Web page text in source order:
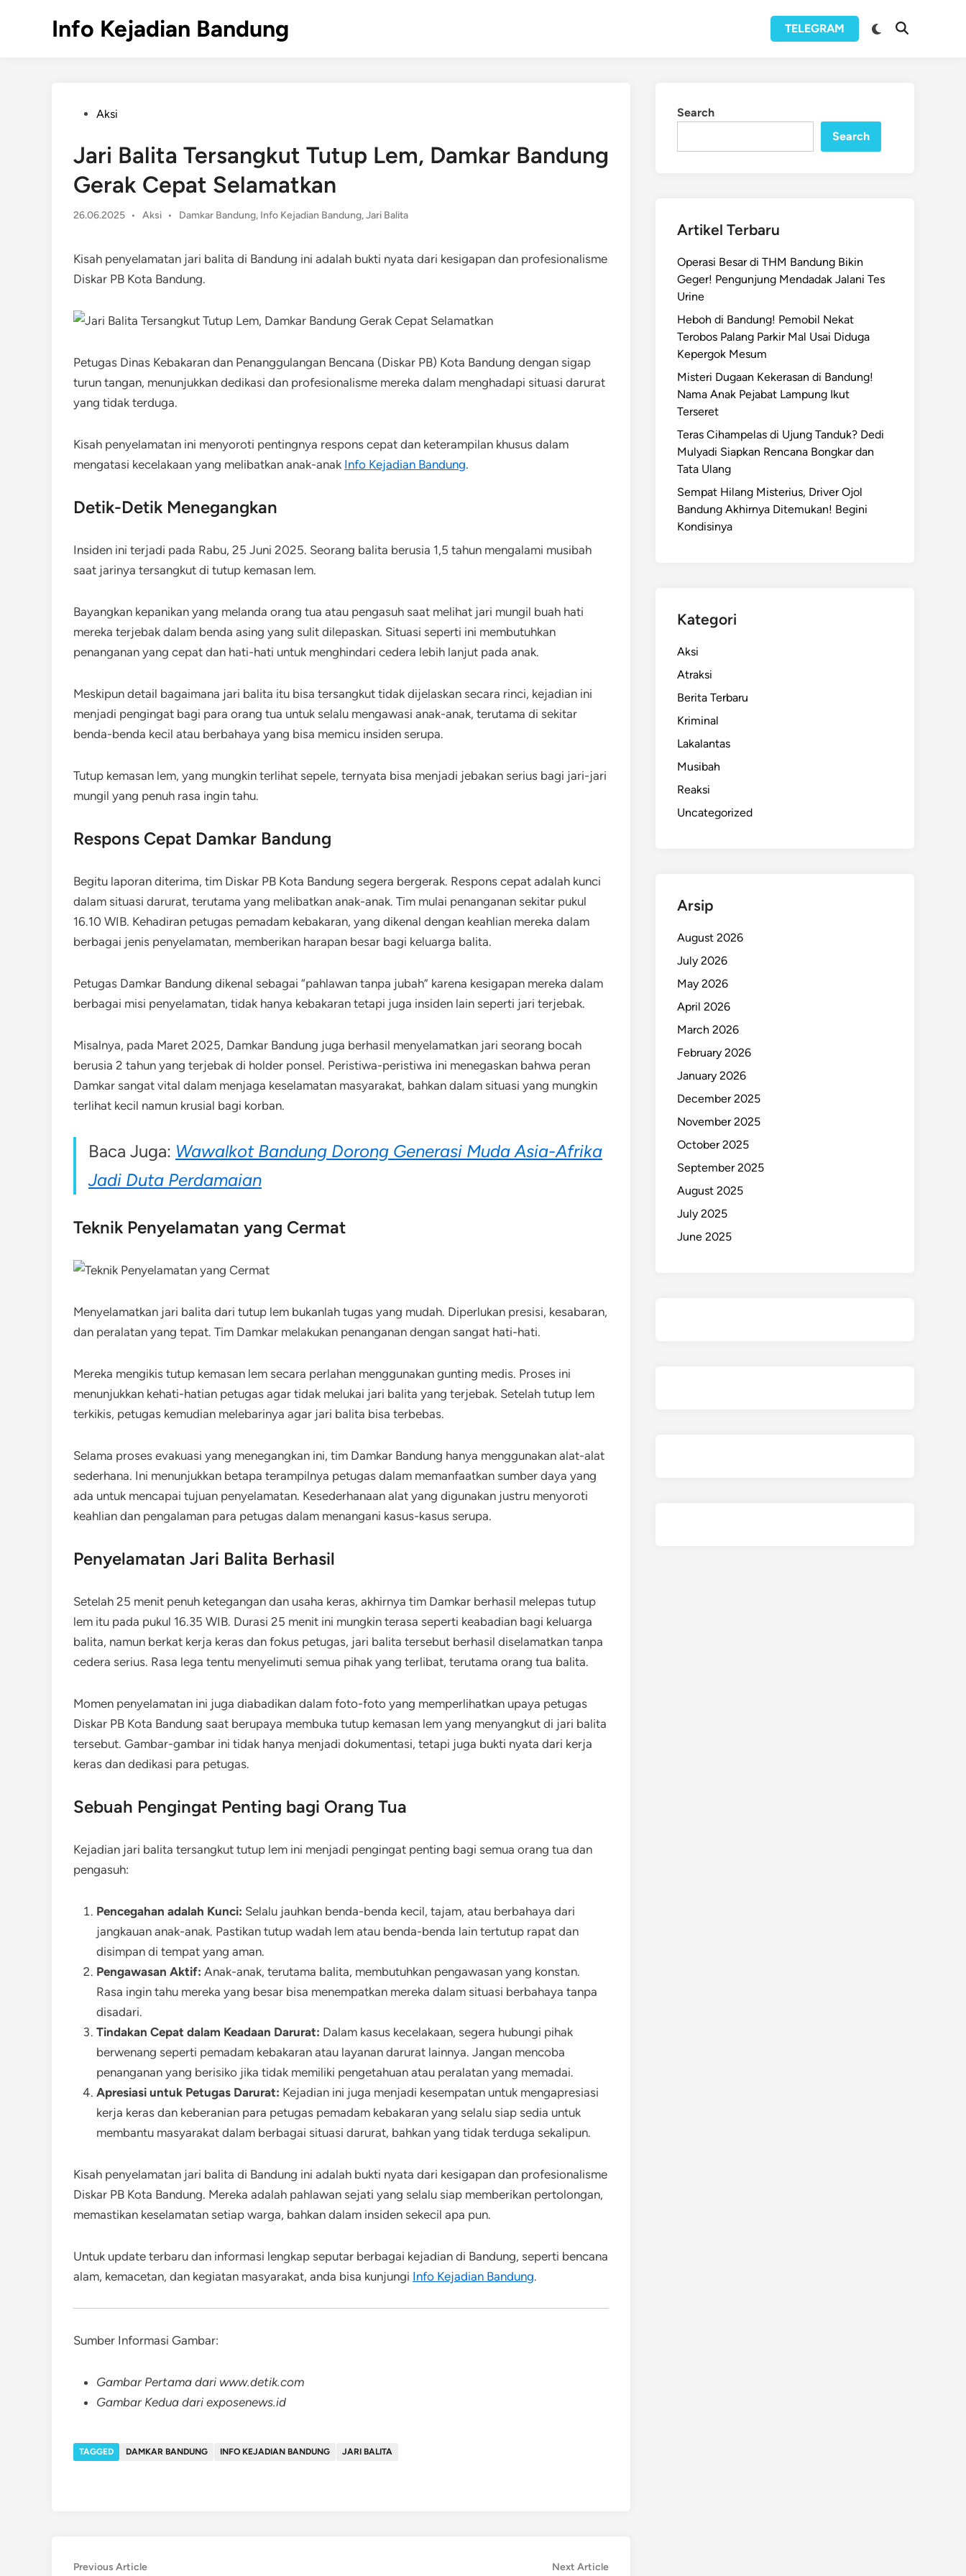
Info Kejadian Bandung TELEGRAM
Switch
Open
PostedAksi
Jari Balita Tersangkut Tutup Lem, Damkar Bandung
Gerak Cepat Selamatkan
26.06.2025 •
Posted
Aksi • Damkar Bandung, Info Kejadian Bandung,Jari Balita
Kisah penyelamatan jari balita di Bandung ini adalah bukti nyata dari kesigapan dan profesionalisme
Diskar PB Kota Bandung.
Petugas Dinas Kebakaran dan Penanggulangan Bencana (Diskar PB) Kota Bandung dengan sigap
turun tangan, menunjukkan dedikasi dan profesionalisme mereka dalam menghadapi situasi darurat
yang tidak terduga.
Kisah penyelamatan ini menyoroti pentingnya respons cepat dan keterampilan khusus dalam
mengatasi kecelakaan yang melibatkan anak-anak Info Kejadian Bandung.
Detik-Detik Menegangkan
Insiden ini terjadi pada Rabu, 25 Juni 2025. Seorang balita berusia 1,5 tahun mengalami musibah
saat jarinya tersangkut di tutup kemasan lem.
Bayangkan kepanikan yang melanda orang tua atau pengasuh saat melihat jari mungil buah hati
mereka terjebak dalam benda asing yang sulit dilepaskan. Situasi seperti ini membutuhkan
penanganan yang cepat dan hati-hati untuk menghindari cedera lebih lanjut pada anak.
Meskipun detail bagaimana jari balita itu bisa tersangkut tidak dijelaskan secara rinci, kejadian ini
menjadi pengingat bagi para orang tua untuk selalu mengawasi anak-anak, terutama di sekitar
benda-benda kecil atau berbahaya yang bisa memicu insiden serupa.
Tutup kemasan lem, yang mungkin terlihat sepele, ternyata bisa menjadi jebakan serius bagi jari-jari
mungil yang penuh rasa ingin tahu.
Respons Cepat Damkar Bandung
Begitu laporan diterima, tim Diskar PB Kota Bandung segera bergerak. Respons cepat adalah kunci
dalam situasi darurat, terutama yang melibatkan anak-anak. Tim mulai penanganan sekitar pukul
16.10 WIB. Kehadiran petugas pemadam kebakaran, yang dikenal dengan keahlian mereka dalam
berbagai jenis penyelamatan, memberikan harapan besar bagi keluarga balita.
Petugas Damkar Bandung dikenal sebagai “pahlawan tanpa jubah” karena kesigapan mereka dalam
berbagai misi penyelamatan, tidak hanya kebakaran tetapi juga insiden lain seperti jari terjebak.
Misalnya, pada Maret 2025, Damkar Bandung juga berhasil menyelamatkan jari seorang bocah
berusia 2 tahun yang terjebak di holder ponsel. Peristiwa-peristiwa ini menegaskan bahwa peran
Damkar sangat vital dalam menjaga keselamatan masyarakat, bahkan dalam situasi yang mungkin
terlihat kecil namun krusial bagi korban.
Baca Juga: Wawalkot Bandung Dorong Generasi Muda Asia-Afrika
Jadi Duta Perdamaian
Teknik Penyelamatan yang Cermat
Menyelamatkan jari balita dari tutup lem bukanlah tugas yang mudah. Diperlukan presisi, kesabaran,
dan peralatan yang tepat. Tim Damkar melakukan penanganan dengan sangat hati-hati.
Mereka mengikis tutup kemasan lem secara perlahan menggunakan gunting medis. Proses ini
menunjukkan kehati-hatian petugas agar tidak melukai jari balita yang terjebak. Setelah tutup lem
terkikis, petugas kemudian melebarinya agar jari balita bisa terbebas.
Selama proses evakuasi yang menegangkan ini, tim Damkar Bandung hanya menggunakan alat-alat
sederhana. Ini menunjukkan betapa terampilnya petugas dalam memanfaatkan sumber daya yang
ada untuk mencapai tujuan penyelamatan. Kesederhanaan alat yang digunakan justru menyoroti
keahlian dan pengalaman para petugas dalam menangani kasus-kasus serupa.
Penyelamatan Jari Balita Berhasil
Setelah 25 menit penuh ketegangan dan usaha keras, akhirnya tim Damkar berhasil melepas tutup
lem itu pada pukul 16.35 WIB. Durasi 25 menit ini mungkin terasa seperti keabadian bagi keluarga
balita, namun berkat kerja keras dan fokus petugas, jari balita tersebut berhasil diselamatkan tanpa
cedera serius. Rasa lega tentu menyelimuti semua pihak yang terlibat, terutama orang tua balita.
Momen penyelamatan ini juga diabadikan dalam foto-foto yang memperlihatkan upaya petugas
Diskar PB Kota Bandung saat berupaya membuka tutup kemasan lem yang menyangkut di jari balita
tersebut. Gambar-gambar ini tidak hanya menjadi dokumentasi, tetapi juga bukti nyata dari kerja
keras dan dedikasi para petugas.
Sebuah Pengingat Penting bagi Orang Tua
Kejadian jari balita tersangkut tutup lem ini menjadi pengingat penting bagi semua orang tua dan
pengasuh:
Pencegahan adalah Kunci: Selalu jauhkan benda-benda kecil, tajam, atau berbahaya dari
jangkauan anak-anak. Pastikan tutup wadah lem atau benda-benda lain tertutup rapat dan
disimpan di tempat yang aman.
Pengawasan Aktif: Anak-anak, terutama balita, membutuhkan pengawasan yang konstan.
Rasa ingin tahu mereka yang besar bisa menempatkan mereka dalam situasi berbahaya tanpa
disadari.
Tindakan Cepat dalam Keadaan Darurat: Dalam kasus kecelakaan, segera hubungi pihak
berwenang seperti pemadam kebakaran atau layanan darurat lainnya. Jangan mencoba
penanganan yang berisiko jika tidak memiliki pengetahuan atau peralatan yang memadai.
Apresiasi untuk Petugas Darurat: Kejadian ini juga menjadi kesempatan untuk mengapresiasi
kerja keras dan keberanian para petugas pemadam kebakaran yang selalu siap sedia untuk
membantu masyarakat dalam berbagai situasi darurat, bahkan yang tidak terduga sekalipun.
Kisah penyelamatan jari balita di Bandung ini adalah bukti nyata dari kesigapan dan profesionalisme
Diskar PB Kota Bandung. Mereka adalah pahlawan sejati yang selalu siap memberikan pertolongan,
memastikan keselamatan setiap warga, bahkan dalam insiden sekecil apa pun.
Untuk update terbaru dan informasi lengkap seputar berbagai kejadian di Bandung, seperti bencana
alam, kemacetan, dan kegiatan masyarakat, anda bisa kunjungi Info Kejadian Bandung.
Sumber Informasi Gambar:
Gambar Pertama dari www.detik.com
Gambar Kedua dari exposenews.id
TAGGED DAMKAR BANDUNG INFO KEJADIAN BANDUNG JARI BALITA
Post
Previous ArticlePrevious Next ArticleNext
Search
Search
Artikel Terbaru
Operasi Besar di THM Bandung Bikin
Geger! Pengunjung Mendadak Jalani Tes
Urine
Heboh di Bandung! Pemobil Nekat
Terobos Palang Parkir Mal Usai Diduga
Kepergok Mesum
Misteri Dugaan Kekerasan di Bandung!
Nama Anak Pejabat Lampung Ikut
Terseret
Teras Cihampelas di Ujung Tanduk? Dedi
Mulyadi Siapkan Rencana Bongkar dan
Tata Ulang
Sempat Hilang Misterius, Driver Ojol
Bandung Akhirnya Ditemukan! Begini
Kondisinya
Kategori
Aksi
Atraksi
Berita Terbaru
Kriminal
Lakalantas
Musibah
Reaksi
Uncategorized
Arsip
August 2026
July 2026
May 2026
April 2026
March 2026
February 2026
January 2026
December 2025
November 2025
October 2025
September 2025
August 2025
July 2025
June 2025